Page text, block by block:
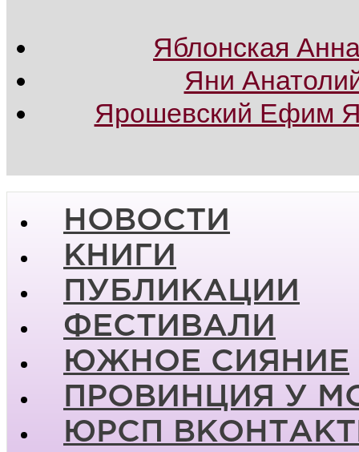
Яблонская
Яни
Ярошевский Ефим
НОВОСТИ
КНИГИ
ПУБЛИКАЦИИ
ФЕСТИВАЛИ
ЮЖНОЕ СИЯНИЕ
ПРОВИНЦИЯ У
ЮРСП